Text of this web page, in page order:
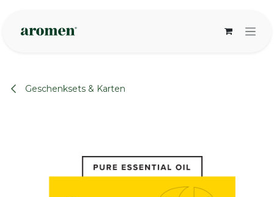
Geschenksets & Karten